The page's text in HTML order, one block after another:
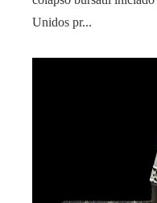
Unidos pr...